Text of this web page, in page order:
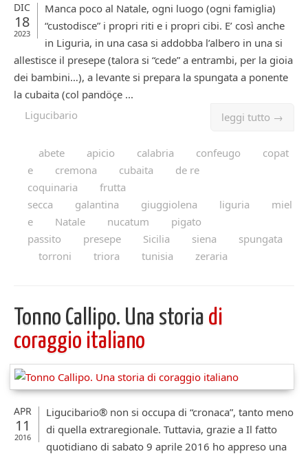
DIC
18
2023
Manca poco al Natale, ogni luogo (ogni famiglia)
“custodisce” i propri riti e i propri cibi. E’ così anche
in Liguria, in una casa si addobba l’albero in una si
allestisce il presepe (talora si “cede” a entrambi, per la gioia
dei bambini…), a levante si prepara la spungata a ponente
la cubaita (col pandöçe ...
leggi tutto →
Ligucibario
abete apicio calabria confeugo
copat
e
cremona cubaita
de re
coquinaria
frutta
secca
galantina giuggiolena liguria
miel
e
Natale nucatum
pigato
passito
presepe Sicilia siena
spungata
torroni
triora tunisia zeraria
Tonno Callipo. Una storia di
coraggio italiano
APR
11
2016
Ligucibario® non si occupa di “cronaca”, tanto meno
di quella extraregionale. Tuttavia, grazie a Il fatto
quotidiano di sabato 9 aprile 2016 ho appreso una